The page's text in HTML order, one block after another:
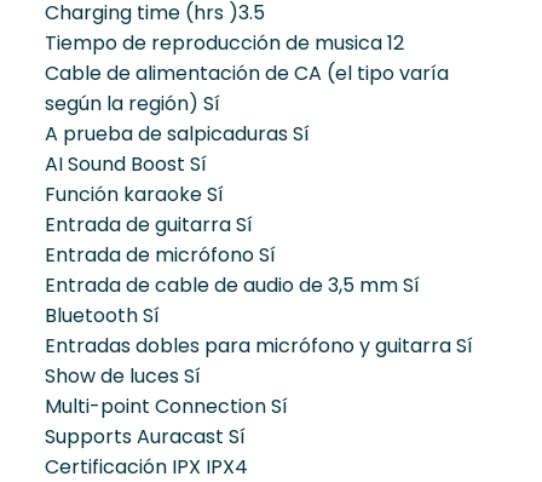
Charging time (hrs )3.5
Tiempo de reproducción de musica12
Cable de alimentación de CA (el tipo varía
según la región) Sí
A prueba de salpicadurasSí
AI Sound Boost Sí
Función karaokeSí
Entrada de guitarraSí
Entrada de micrófonoSí
Entrada de cable de audio de 3,5 mmSí
BluetoothSí
Entradas dobles para micrófono y guitarraSí
Show de lucesSí
Multi-point ConnectionSí
Supports Auracast Sí
Certificación IPX IPX4